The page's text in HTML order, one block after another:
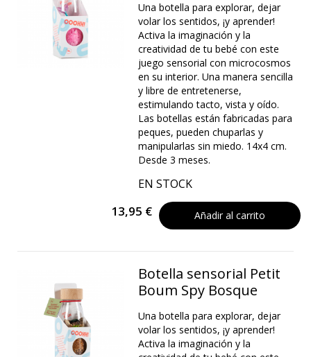
Una botella para explorar, dejar
volar los sentidos, ¡y aprender!
Activa la imaginación y la
creatividad de tu bebé con este
juego sensorial con microcosmos
en su interior. Una manera sencilla
y libre de entretenerse,
estimulando tacto, vista y oído.
Las botellas están fabricadas para
peques, pueden chuparlas y
manipularlas sin miedo. 14x4 cm.
Desde 3 meses.
EN STOCK
13,95 € Añadir al carrito
Botella sensorial Petit
Boum Spy Bosque
Una botella para explorar, dejar
volar los sentidos, ¡y aprender!
Activa la imaginación y la